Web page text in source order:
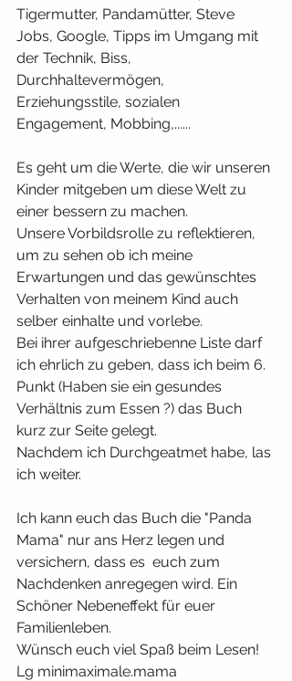
Tigermutter, Pandamütter, Steve
Jobs, Google, Tipps im Umgang mit
der Technik, Biss,
Durchhaltevermögen,
Erziehungsstile, sozialen
Engagement, Mobbing,......
Es geht um die Werte, die wir unseren
Kinder mitgeben um diese Welt zu
einer bessern zu machen.
Unsere Vorbildsrolle zu reflektieren,
um zu sehen ob ich meine
Erwartungen und das gewünschtes
Verhalten von meinem Kind auch
selber einhalte und vorlebe.
Bei ihrer aufgeschriebenne Liste darf
ich ehrlich zu geben, dass ich beim 6.
Punkt (Haben sie ein gesundes
Verhältnis zum Essen ?) das Buch
kurz zur Seite gelegt.
Nachdem ich Durchgeatmet habe, las
ich weiter.
Ich kann euch das Buch die "Panda
Mama" nur ans Herz legen und
versichern, dass es  euch zum
Nachdenken anregegen wird. Ein
Schöner Nebeneffekt für euer
Familienleben.
Wünsch euch viel Spaß beim Lesen!
Lg minimaximale.mama